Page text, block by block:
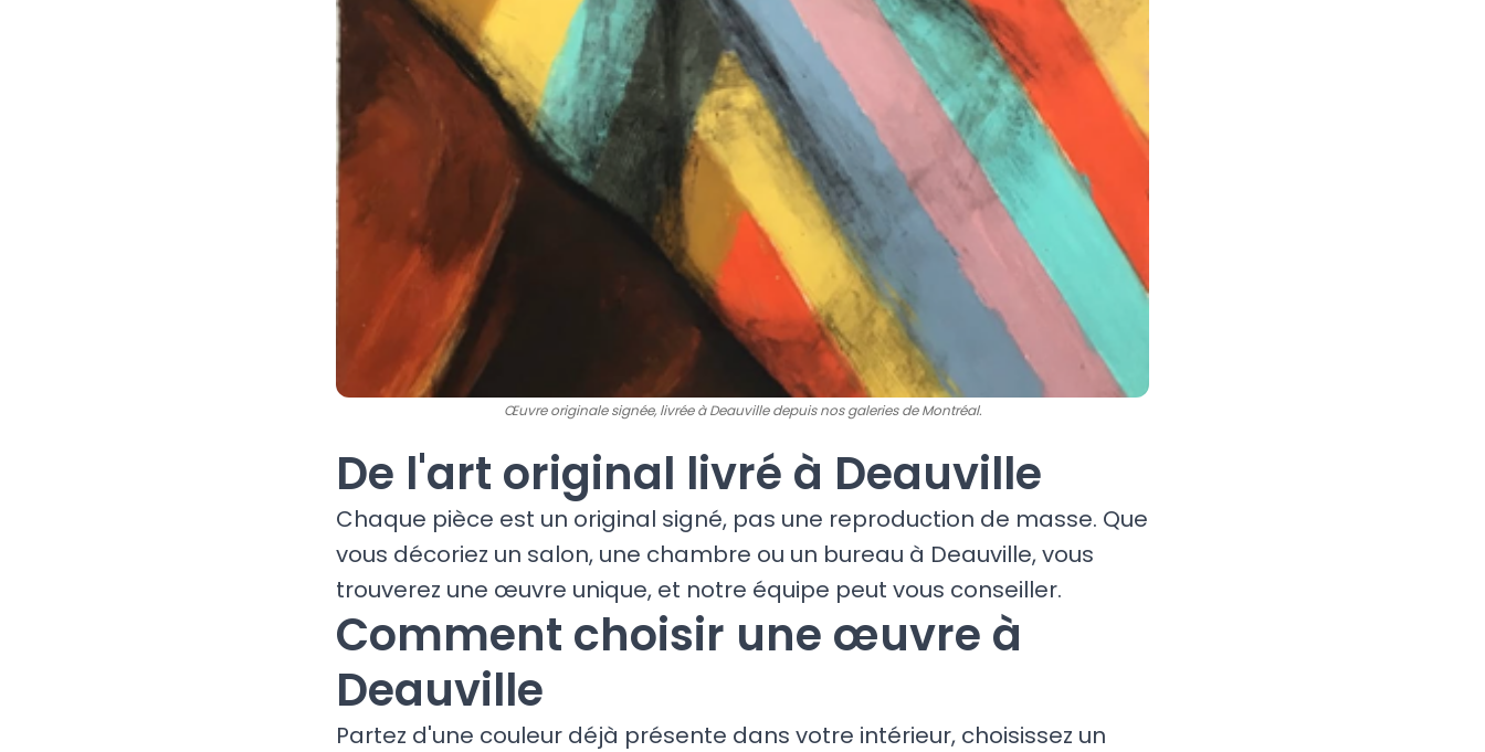
Œuvre originale signée, livrée à Deauville depuis nos galeries de Montréal.
De l'art original livré à Deauville
Chaque pièce est un original signé, pas une reproduction de masse. Que
vous décoriez un salon, une chambre ou un bureau à Deauville, vous
trouverez une œuvre unique, et notre équipe peut vous conseiller.
Comment choisir une œuvre à
Deauville
Partez d'une couleur déjà présente dans votre intérieur, choisissez un